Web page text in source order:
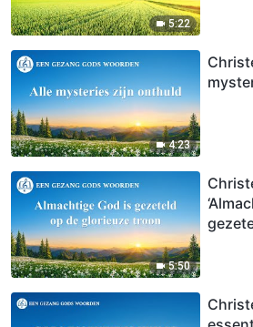
5:22
4:23
5:50